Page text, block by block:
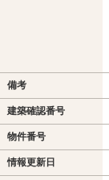
備考
建築確認番号
物件番号
情報更新日